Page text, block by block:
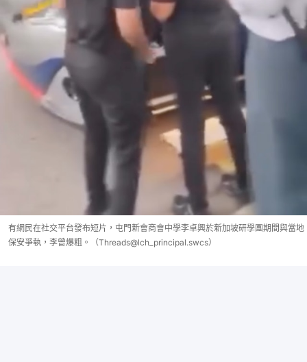
有網民在社交平台發布短片，屯門新會商會中學李卓興於新加坡研學團期間與當地
保安爭執，李曾爆粗。（Threads@lch_principal.swcs）